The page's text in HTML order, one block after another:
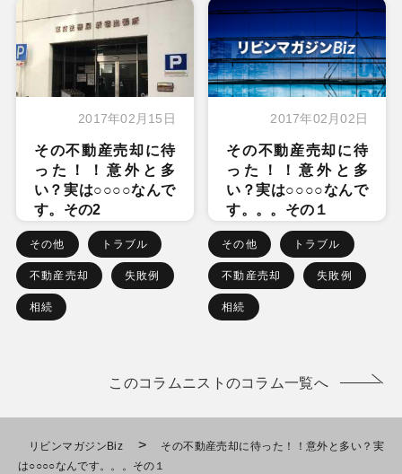
2017年02月15日
その不動産売却に待
った！！意外と多
い？実は○○○○なんで
す。その2
その他 トラブル
不動産売却 失敗例
相続
2017年02月02日
その不動産売却に待
った！！意外と多
い？実は○○○○なんで
す。。。その１
その他 トラブル
不動産売却 失敗例
相続
このコラムニストのコラム一覧へ
リビンマガジンBiz >
その不動産売却に待った！！意外と多い？実
は○○○○なんです。。。その１